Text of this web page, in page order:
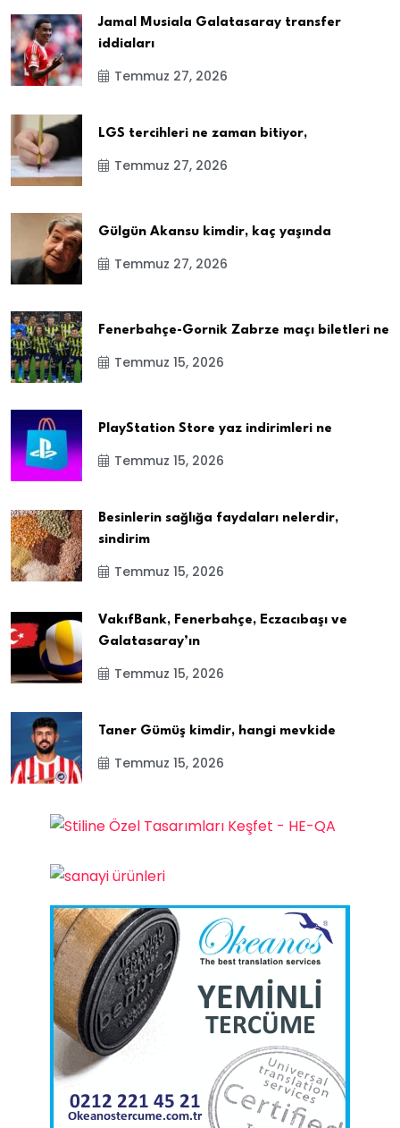
Jamal Musiala Galatasaray transfer
iddiaları
Temmuz 27, 2026
LGS tercihleri ne zaman bitiyor,
Temmuz 27, 2026
Gülgün Akansu kimdir, kaç yaşında
Temmuz 27, 2026
Fenerbahçe-Gornik Zabrze maçı biletleri ne
Temmuz 15, 2026
PlayStation Store yaz indirimleri ne
Temmuz 15, 2026
Besinlerin sağlığa faydaları nelerdir,
sindirim
Temmuz 15, 2026
VakıfBank, Fenerbahçe, Eczacıbaşı ve
Galatasaray’ın
Temmuz 15, 2026
Taner Gümüş kimdir, hangi mevkide
Temmuz 15, 2026